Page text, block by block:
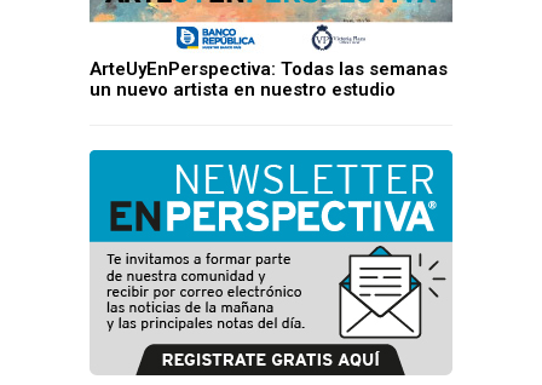
ArteUyEnPerspectiva: Todas las semanas
un nuevo artista en nuestro estudio